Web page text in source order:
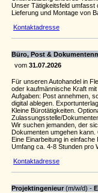
Unser Tätigkeitsfeld umfasst
Lieferung und Montage von
Kontaktadresse
Büro, Post &
vom 31.07.2026
Für unseren Autohandel in
oder kaufmännische Kraft
Aufgaben: Post annehmen,
digital ablegen.
Kleine Bürotätigkeiten.
Zulassungsstelle/
Wir suchen jemanden, der
Dokumenten umgehen
Eine Einarbeitung in
Umfang ca. 4-8 Stunden pro
Kontaktadresse
Projektingenieur (m/w/d) -